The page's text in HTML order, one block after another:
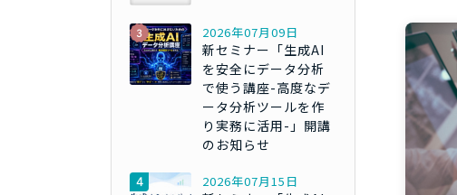
2026年07月09日
新セミナー「生成AI
を安全にデータ分析
で使う講座-高度なデ
ータ分析ツールを作
り実務に活用-」開講
のお知らせ
2026年07月15日